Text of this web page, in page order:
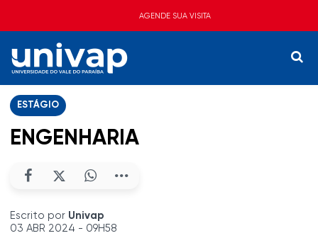
AGENDE SUA VISITA
ESTÁGIO
ENGENHARIA
Escrito por Univap
03 ABR 2024 - 09H58